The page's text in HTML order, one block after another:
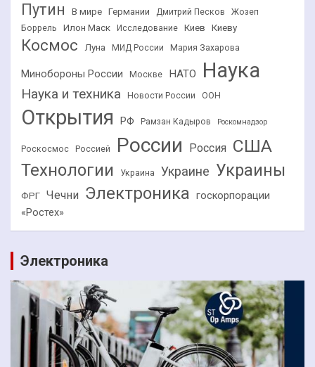
Путин
В мире Германии Дмитрий Песков
Жозеп
Боррель
Илон Маск Исследование Киев Киеву
Космос Луна МИД России Мария Захарова
Минобороны России Москве НАТО Наука
Наука и техника Новости России ООН
Открытия РФ Рамзан Кадыров Роскомнадзор
Роскосмос Россией России Россия США
Технологии Украина Украине Украины
ФРГ Чечни Электроника госкорпорации
«Ростех»
Электроника